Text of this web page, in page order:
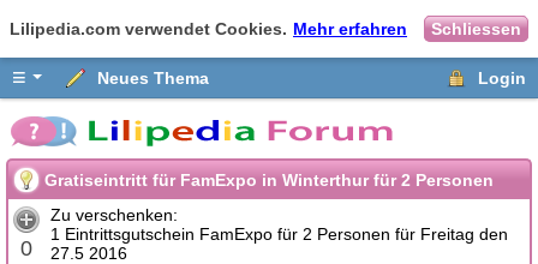
Lilipedia.com verwendet Cookies. Mehr erfahren Schliessen
≡ Neues Thema Login
Gratiseintritt für FamExpo in Winterthur für 2 Personen
0
Zu verschenken:
1 Eintrittsgutschein FamExpo für 2 Personen für Freitag den
27.5 2016